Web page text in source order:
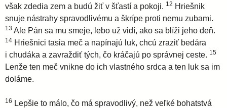
však zdedia zem a budú žiť v šťastí a pokoji. 12 Hriešnik
snuje nástrahy spravodlivému a škrípe proti nemu zubami.
13 Ale Pán sa mu smeje, lebo už vidí, ako sa blíži jeho deň.
14 Hriešnici tasia meč a napínajú luk, chcú zraziť bedára
i chudáka a zavraždiť tých, čo kráčajú po správnej ceste. 15
Lenže ten meč vnikne do ich vlastného srdca a ten luk sa im
doláme.
16 Lepšie to málo, čo má spravodlivý, než veľké bohatstvá